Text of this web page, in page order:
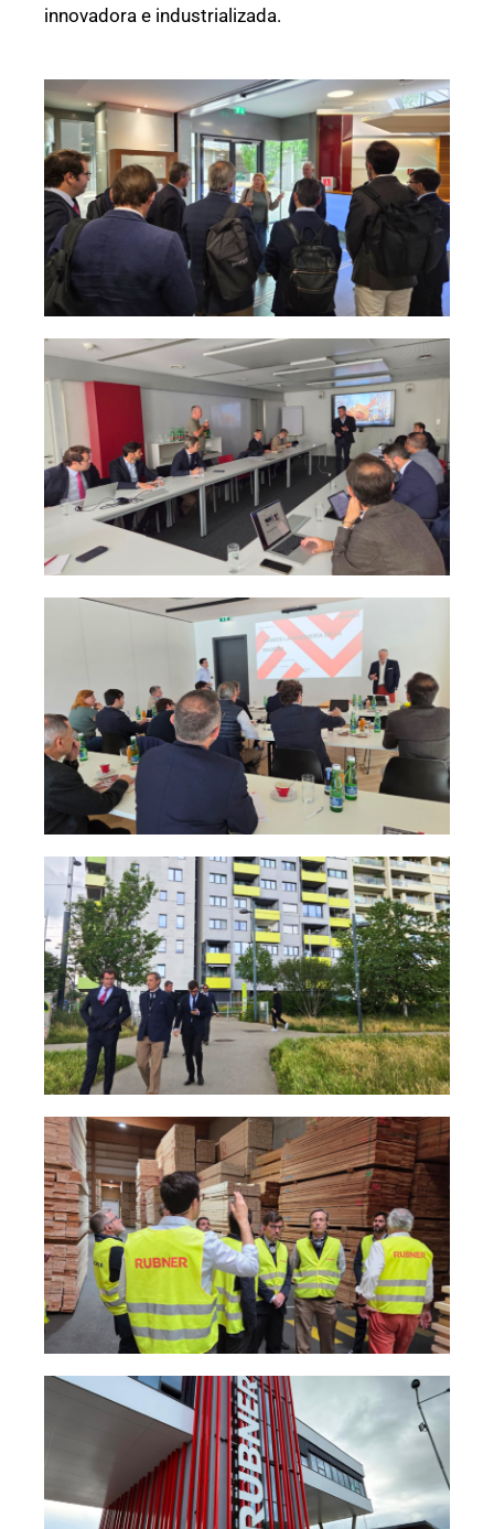
innovadora e industrializada.